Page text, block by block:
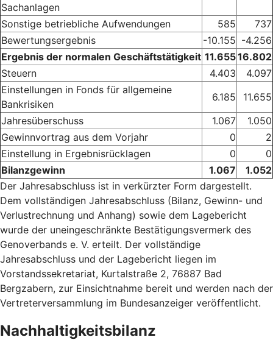
Sachanlagen
Sonstige betriebliche Aufwendungen 585
737
Bewertungsergebnis
-10.155 -4.256
Ergebnis der normalen Geschäftstätigkeit 11.65516.802
Steuern
4.403
4.097
Einstellungen in Fonds für allgemeine
Bankrisiken
6.185
11.655
Jahresüberschuss
1.067
1.050
Gewinnvortrag aus dem Vorjahr
0
2
Einstellung in Ergebnisrücklagen
0
0
Bilanzgewinn
1.067
1.052
Der Jahresabschluss ist in verkürzter Form dargestellt.
Dem vollständigen Jahresabschluss (Bilanz, Gewinn- und
Verlustrechnung und Anhang) sowie dem Lagebericht
wurde der uneingeschränkte Bestätigungsvermerk des
Genoverbands e. V. erteilt. Der vollständige
Jahresabschluss und der Lagebericht liegen im
Vorstandssekretariat, Kurtalstraße 2, 76887 Bad
Bergzabern, zur Einsichtnahme bereit und werden nach der
Vertreterversammlung im Bundesanzeiger veröffentlicht.
Nachhaltigkeitsbilanz